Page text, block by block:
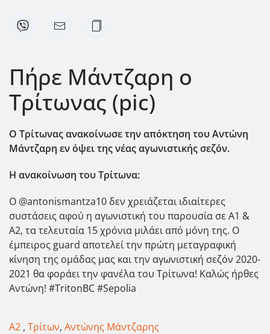
Πήρε Μάντζαρη ο
Τρίτωνας (pic)
Ο Τρίτωνας ανακοίνωσε την απόκτηση του Αντώνη
Μάντζαρη εν όψει της νέας αγωνιστικής σεζόν.
Η ανακοίνωση του Τρίτωνα:
Ο @antonismantza10 δεν χρειάζεται ιδιαίτερες
συστάσεις αφού η αγωνιστική του παρουσία σε Α1 &
Α2, τα τελευταία 15 χρόνια μιλάει από μόνη της. Ο
έμπειρος guard αποτελεί την πρώτη μεταγραφική
κίνηση της ομάδας μας και την αγωνιστική σεζόν 2020-
2021 θα φοράει την φανέλα του Τρίτωνα! Καλώς ήρθες
Αντώνη! #TritonBC #Sepolia
Α2 , Τρίτων, Αντώνης Μάντζαρης